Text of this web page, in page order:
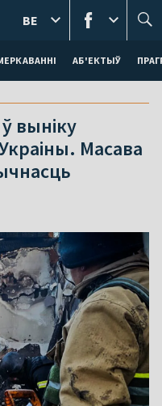
АБ'ЕКТЫЎ
BE
выніку
Масава